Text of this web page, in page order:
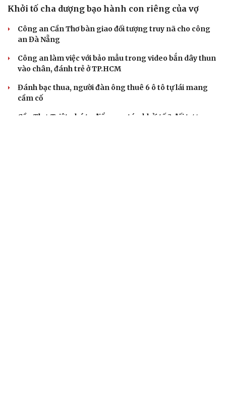
Khởi tố cha dượng bạo hành con riêng của vợ
Công an Cần Thơ bàn giao đối tượng truy nã cho công
an Đà Nẵng
Công an làm việc với bảo mẫu trong video bắn dây thun
vào chân, đánh trẻ ở TP.HCM
Đánh bạc thua, người đàn ông thuê 6 ô tô tự lái mang
cầm cố
Cần Thơ: Triệt phá tụ điểm ma túy, khởi tố 3 đối tượng